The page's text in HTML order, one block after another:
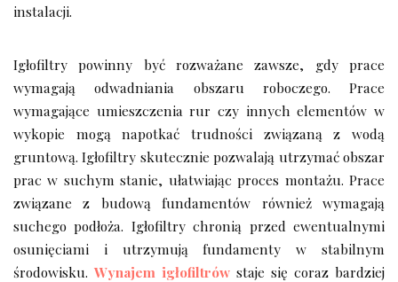
instalacji.
Igłofiltry powinny być rozważane zawsze, gdy prace
wymagają odwadniania obszaru roboczego. Prace
wymagające umieszczenia rur czy innych elementów w
wykopie mogą napotkać trudności związaną z wodą
gruntową. Igłofiltry skutecznie pozwalają utrzymać obszar
prac w suchym stanie, ułatwiając proces montażu. Prace
związane z budową fundamentów również wymagają
suchego podłoża. Igłofiltry chronią przed ewentualnymi
osunięciami i utrzymują fundamenty w stabilnym
środowisku. Wynajem igłofiltrów staje się coraz bardziej